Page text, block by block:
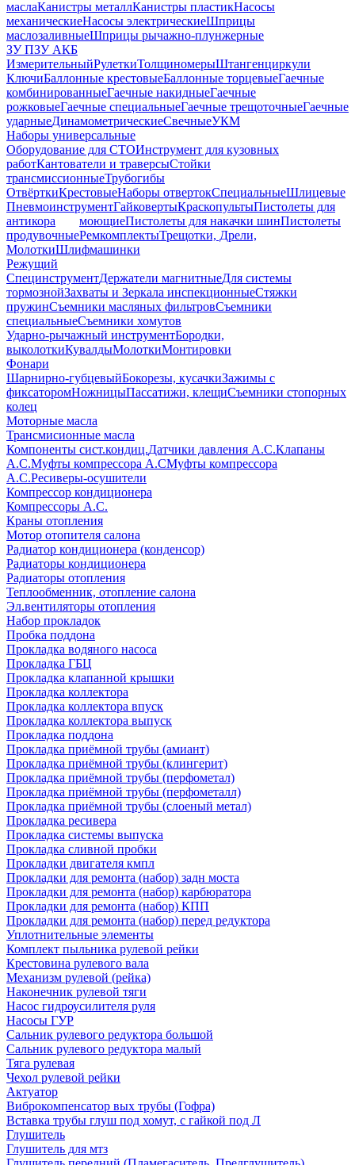
маслаКанистры металлКанистры пластикНасосы
механическиеНасосы электрическиеШприцы
маслозаливныеШприцы рычажно-плунжерные
ЗУ ПЗУ АКБ
ИзмерительныйРулеткиТолщиномерыШтангенциркули
КлючиБаллонные крестовыеБаллонные торцевыеГаечные
комбинированныеГаечные накидныеГаечные
рожковыеГаечные специальныеГаечные трещоточныеГаечные
ударныеДинамометрическиеСвечныеУКМ
Наборы универсальные
Оборудование для СТОИнструмент для кузовных
работКантователи и траверсыСтойки
трансмиссионныеТрубогибы
ОтвёрткиКрестовыеНаборы отвертокСпециальныеШлицевые
ПневмоинструментГайковертыКраскопультыПистолеты для
антикора
моющиеПистолеты для накачки шинПистолеты
продувочныеРемкомплектыТрещотки, Дрели,
МолоткиШлифмашинки
Режущий
СпецинструментДержатели магнитныеДля системы
тормознойЗахваты и Зеркала инспекционныеСтяжки
пружинСъемники масляных фильтровСъемники
специальныеСъемники хомутов
Ударно-рычажный инструментБородки,
выколоткиКувалдыМолоткиМонтировки
Фонари
Шарнирно-губцевыйБокорезы, кусачкиЗажимы с
фиксаторомНожницыПассатижи, клещиСъемники стопорных
колец
Моторные масла
Трансмисионные масла
Компоненты сист.кондиц.Датчики давления А.С.Клапаны
А.С.Муфты компрессора А.СМуфты компрессора
А.С.Ресиверы-осушители
Компрессор кондиционера
Компрессоры А.С.
Краны отопления
Мотор отопителя салона
Радиатор кондиционера (конденсор)
Радиаторы кондиционера
Радиаторы отопления
Теплообменник, отопление салона
Эл.вентиляторы отопления
Набор прокладок
Пробка поддона
Прокладка водяного насоса
Прокладка ГБЦ
Прокладка клапанной крышки
Прокладка коллектора
Прокладка коллектора впуск
Прокладка коллектора выпуск
Прокладка поддона
Прокладка приёмной трубы (амиант)
Прокладка приёмной трубы (клингерит)
Прокладка приёмной трубы (перфометал)
Прокладка приёмной трубы (перфометалл)
Прокладка приёмной трубы (слоеный метал)
Прокладка ресивера
Прокладка системы выпуска
Прокладка сливной пробки
Прокладки двигателя кмпл
Прокладки для ремонта (набор) задн моста
Прокладки для ремонта (набор) карбюратора
Прокладки для ремонта (набор) КПП
Прокладки для ремонта (набор) перед редуктора
Уплотнительные элементы
Комплект пыльника рулевой рейки
Крестовина рулевого вала
Механизм рулевой (рейка)
Наконечник рулевой тяги
Насос гидроусилителя руля
Насосы ГУР
Сальник рулевого редуктора большой
Сальник рулевого редуктора малый
Тяга рулевая
Чехол рулевой рейки
Актуатор
Виброкомпенсатор вых трубы (Гофра)
Вставка трубы глуш под хомут, с гайкой под Л
Глушитель
Глушитель для мтз